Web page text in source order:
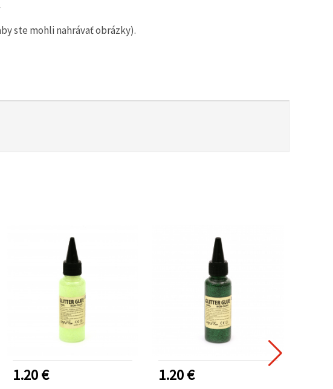
ste mohli nahrávať obrázky).
1.20 € 1.20 €